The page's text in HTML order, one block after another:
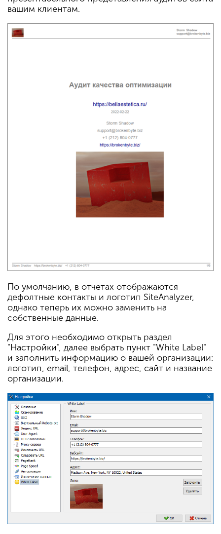
вашим клиентам.
По умолчанию, в отчетах отображаются
дефолтные контакты и логотип SiteAnalyzer,
однако теперь их можно заменить на
собственные данные.
Для этого необходимо открыть раздел
"Настройки", далее выбрать пункт "White Label"
и заполнить информацию о вашей организации:
логотип, email, телефон, адрес, сайт и название
организации.